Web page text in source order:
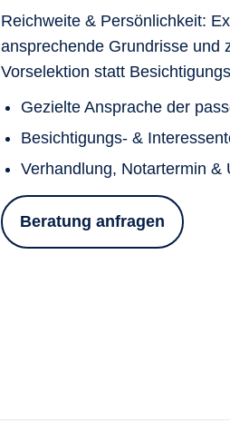
Reichweite & Persönlichkeit:
ansprechende Grundrisse und
Vorselektion statt
Gezielte Ansprache der
Besichtigungs- &
Verhandlung, Notartermin &
Beratung anfragen